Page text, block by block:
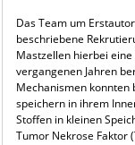
Das Team um
beschriebene
Mastzellen hierbei
vergangenen Jahren
Mechanismen konnten
speichern in ihrem
Stoffen in kleinen
Tumor Nekrose Faktor